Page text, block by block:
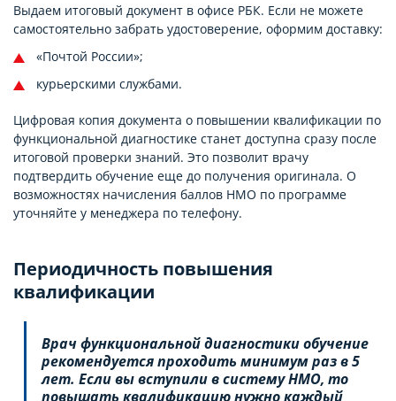
Выдаем итоговый документ в офисе РБК. Если не можете
самостоятельно забрать удостоверение, оформим доставку:
«Почтой России»;
курьерскими службами.
Цифровая копия документа о повышении квалификации по
функциональной диагностике станет доступна сразу после
итоговой проверки знаний. Это позволит врачу
подтвердить обучение еще до получения оригинала. О
возможностях начисления баллов НМО по программе
уточняйте у менеджера по телефону.
Периодичность повышения
квалификации
Врач функциональной диагностики обучение
рекомендуется проходить минимум раз в 5
лет. Если вы вступили в систему НМО, то
повышать квалификацию нужно каждый